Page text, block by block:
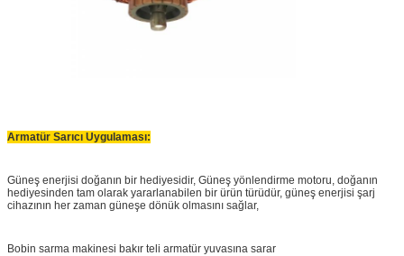
Armatür Sarıcı Uygulaması:
Güneş enerjisi doğanın bir hediyesidir, Güneş yönlendirme motoru, doğanın
hediyesinden tam olarak yararlanabilen bir ürün türüdür, güneş enerjisi şarj
cihazının her zaman güneşe dönük olmasını sağlar,
Bobin sarma makinesi bakır teli armatür yuvasına sarar